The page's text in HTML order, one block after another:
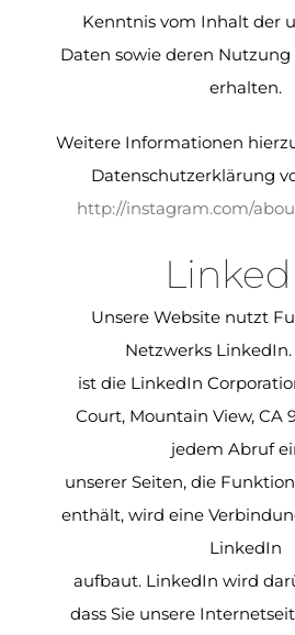
Kenntnis vom Inhalt der
Daten sowie deren
erhalten.
Weitere Informationen
Datenschutzerklärung
http://instagram.com/
Unsere Website nutzt
Netzwerks
ist die LinkedIn
Court, Mountain View, CA
jedem Abruf
unserer Seiten, die
enthält, wird eine
LinkedIn
aufbaut. LinkedIn wird
dass Sie unsere